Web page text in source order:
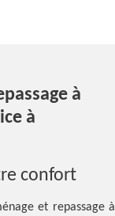
à
à
confort
et repassage à